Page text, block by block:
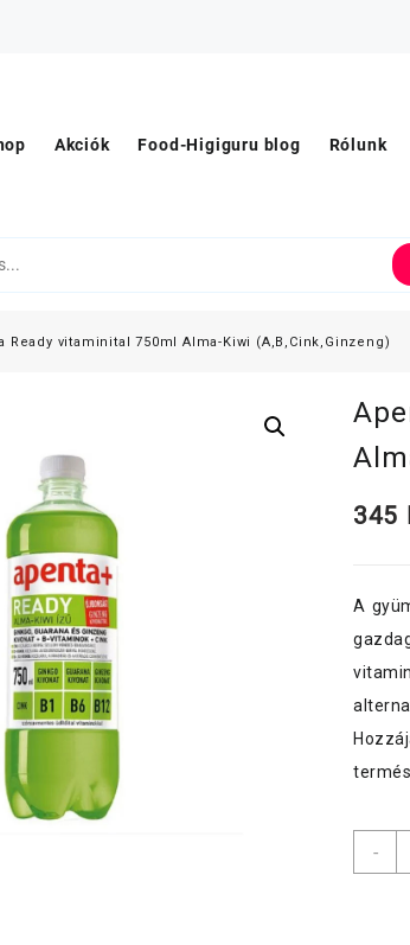
Akciók Food-Higiguru blog Rólunk
Ready vitaminital 750ml Alma-Kiwi (A,B,Cink,Ginzeng)
345
A
-